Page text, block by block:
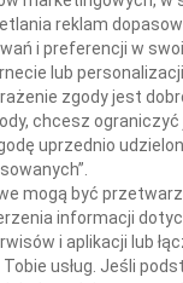
02.04.2010
czy byłaś
gdy
reklam
i preferencji w
lub
zgody jest
chcesz ograniczyć
uprzednio
mogą być
informacji
i aplikacji lub
usług. Jeśli